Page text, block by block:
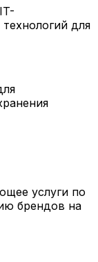
для
услуги по
брендов на